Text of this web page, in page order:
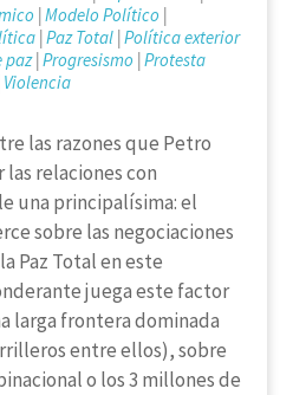
|Modelo Político |
|Paz Total|Política exterior
paz|Progresismo |Protesta
Violencia
las razones que Petro
relaciones con
una principalísima: el
sobre las negociaciones
Paz Total en este
juega este factor
larga frontera dominada
entre ellos), sobre
o los 3 millones de